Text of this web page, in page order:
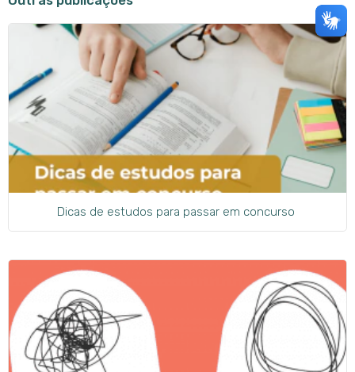
Dicas de estudos para passar em concurso